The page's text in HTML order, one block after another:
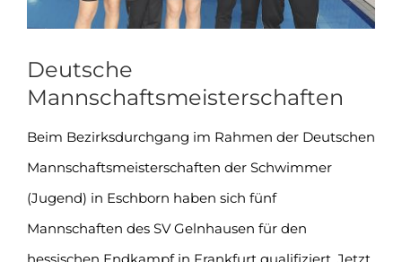
Deutsche
Mannschaftsmeisterschaften
Beim Bezirksdurchgang im Rahmen der Deutschen
Mannschaftsmeisterschaften der Schwimmer
(Jugend) in Eschborn haben sich fünf
Mannschaften des SV Gelnhausen für den